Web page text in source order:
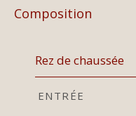
Composition
Rez de chaussée
ENTRÉE